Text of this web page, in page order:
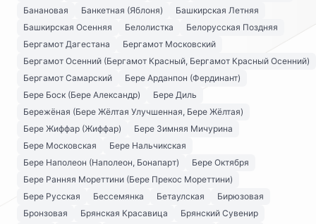
Банановая
Банкетная (Яблоня)
Башкирская Летняя
Башкирская Осенняя
Белолистка
Белорусская Поздняя
Бергамот Дагестана
Бергамот Московский
Бергамот Осенний (Бергамот Красный, Бергамот Красный Осенний)
Бергамот Самарский
Бере Арданпон (Фердинант)
Бере Боск (Бере Александр)
Бере Диль
Бережёная (Бере Жёлтая Улучшенная, Бере Жёлтая)
Бере Жиффар (Жиффар)
Бере Зимняя Мичурина
Бере Московская
Бере Нальчикская
Бере Наполеон (Наполеон, Бонапарт)
Бере Октября
Бере Ранняя Мореттини (Бере Прекос Мореттини)
Бере Русская
Бессемянка Бетаулская
Бирюзовая
Бронзовая
Брянская Красавица
Брянский Сувенир